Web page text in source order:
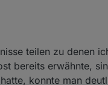
Wir kommen mit zweimal
teilen zu denen
bereits erwähnte,
konnte man